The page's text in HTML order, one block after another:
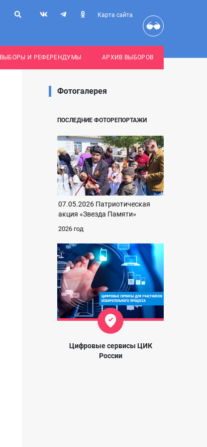
Карта сайта
ВЫБОРЫ И РЕФЕРЕНДУМЫ АРХИВ ВЫБОРОВ
Фотогалерея
ПОСЛЕДНИЕ ФОТОРЕПОРТАЖИ
07.05.2026 Патриотическая
акция «Звезда Памяти»
2026 год
Цифровые сервисы ЦИК
России